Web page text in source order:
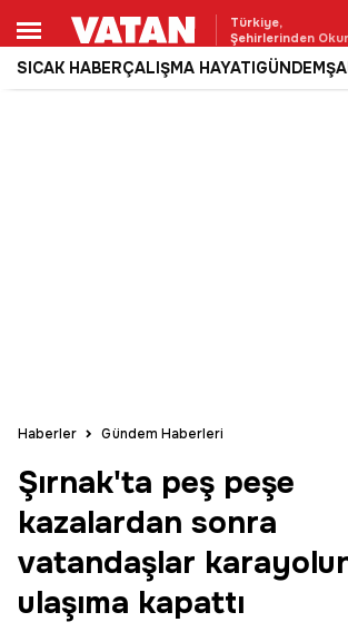
Türkiye,
Şehirlerinden
SICAK HABERÇALIŞMA HAYATIGÜNDEM
Haberler Gündem Haberleri
Şırnak'ta peş peşe
kazalardan sonra
vatandaşlar
ulaşıma kapattı